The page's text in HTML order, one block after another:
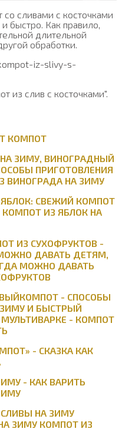
со сливами с косточками
быстро. Как правило,
длительной
обработки.
iz-slivy-s-
из слив с косточками".
КОМПОТ
ЗИМУ, ВИНОГРАДНЫЙ
ПРИГОТОВЛЕНИЯ
ВИНОГРАДА НА ЗИМУ
СВЕЖИЙ КОМПОТ
ИЗ ЯБЛОК НА
ИЗ СУХОФРУКТОВ -
ДАВАТЬ ДЕТЯМ,
МОЖНО ДАВАТЬ
- СПОСОБЫ
ЗИМУ И БЫСТРЫЙ
- КОМПОТ
- СКАЗКА КАК
- КАК ВАРИТЬ
НА ЗИМУ
ЗИМУ КОМПОТ ИЗ